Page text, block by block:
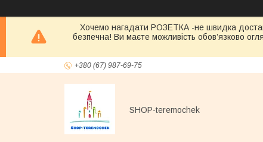
Хочемо нагадати РОЗЕТКА -не швидка
безпечна! Ви маєте можливість обов’язково
+380 (67) 987-69-75
SHOP-teremochek